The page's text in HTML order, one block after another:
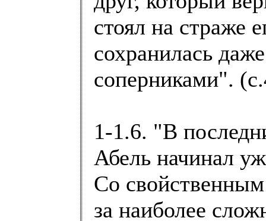
стоял на страже
сохранилась
соперниками".
1-1.6. "В
Абель начинал
Со
за наиболее